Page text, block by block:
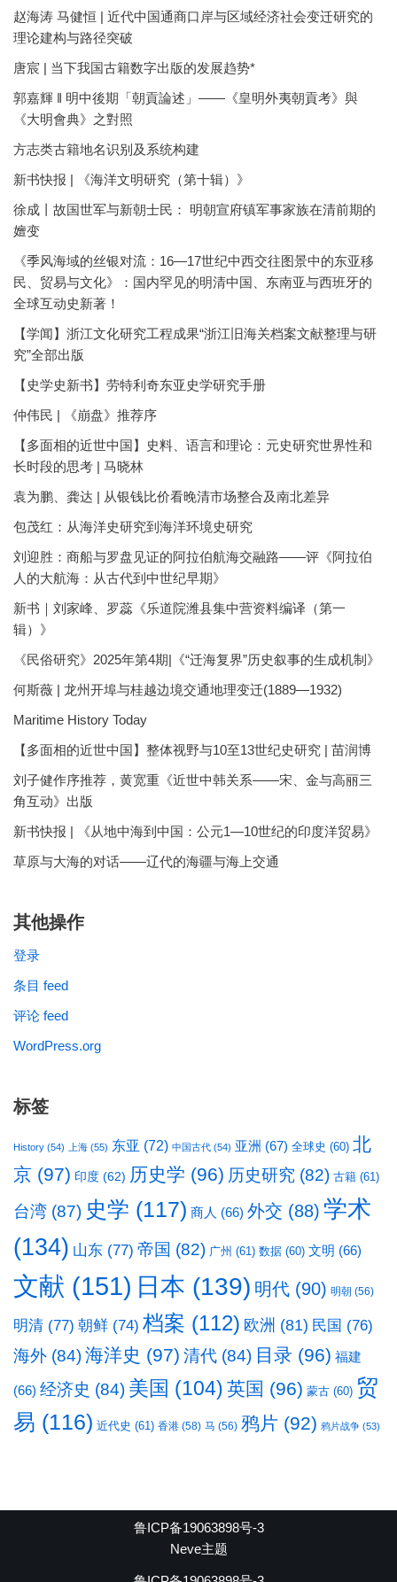
赵海涛 马健恒 | 近代中国通商口岸与区域经济社会变迁研究的
理论建构与路径突破
唐宸 | 当下我国古籍数字出版的发展趋势*
郭嘉輝 ‖ 明中後期「朝貢論述」——《皇明外夷朝貢考》與
《大明會典》之對照
方志类古籍地名识别及系统构建
新书快报 | 《海洋文明研究（第十辑）》
徐成丨故国世军与新朝士民： 明朝宣府镇军事家族在清前期的
嬗变
《季风海域的丝银对流：16—17世纪中西交往图景中的东亚移
民、贸易与文化》：国内罕见的明清中国、东南亚与西班牙的
全球互动史新著！
【学闻】浙江文化研究工程成果“浙江旧海关档案文献整理与研
究”全部出版
【史学史新书】劳特利奇东亚史学研究手册
仲伟民 | 《崩盘》推荐序
【多面相的近世中国】史料、语言和理论：元史研究世界性和
长时段的思考 | 马晓林
袁为鹏、龚达 | 从银钱比价看晚清市场整合及南北差异
包茂红：从海洋史研究到海洋环境史研究
刘迎胜：商船与罗盘见证的阿拉伯航海交融路——评《阿拉伯
人的大航海：从古代到中世纪早期》
新书｜刘家峰、罗蕊《乐道院潍县集中营资料编译（第一
辑）》
《民俗研究》2025年第4期|《“迁海复界”历史叙事的生成机制》
何斯薇 | 龙州开埠与桂越边境交通地理变迁(1889—1932)
Maritime History Today
【多面相的近世中国】整体视野与10至13世纪史研究 | 苗润博
刘子健作序推荐，黄宽重《近世中韩关系——宋、金与高丽三
角互动》出版
新书快报 | 《从地中海到中国：公元1—10世纪的印度洋贸易》
草原与大海的对话——辽代的海疆与海上交通
其他操作
登录
条目 feed
评论 feed
WordPress.org
标签
History (54) 上海 (55) 东亚 (72) 中国古代 (54) 亚洲 (67) 全球史 (60) 北
京 (97) 印度 (62) 历史学 (96) 历史研究 (82) 古籍 (61)
台湾 (87) 史学 (117) 商人 (66) 外交 (88) 学术
(134) 山东 (77) 帝国 (82) 广州 (61) 数据 (60) 文明 (66)
文献 (151) 日本 (139) 明代 (90) 明朝 (56)
明清 (77) 朝鲜 (74) 档案 (112) 欧洲 (81) 民国 (76)
海外 (84)海洋史 (97) 清代 (84) 目录 (96) 福建
(66) 经济史 (84) 美国 (104) 英国 (96) 蒙古 (60) 贸
易 (116) 近代史 (61) 香港 (58) 马 (56) 鸦片 (92) 鸦片战争 (53)
鲁ICP备19063898号-3
Neve主题